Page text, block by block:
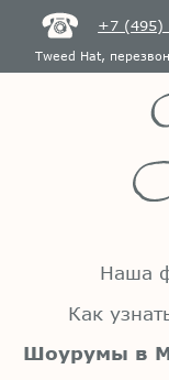
+7 (495)
Tweed Hat,
Наша
Как
Шоурумы в